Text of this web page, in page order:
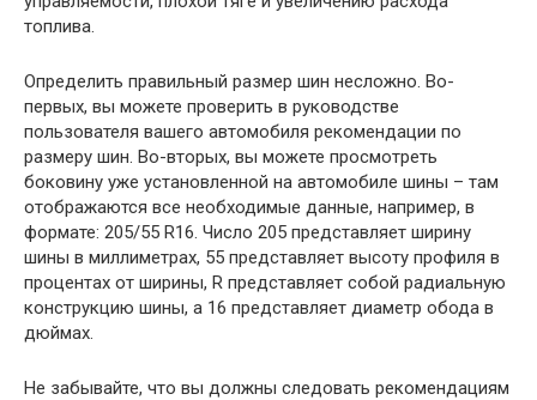
топлива.
Определить правильный размер шин несложно. Во-
первых, вы можете проверить в руководстве
пользователя вашего автомобиля рекомендации по
размеру шин. Во-вторых, вы можете просмотреть
боковину уже установленной на автомобиле шины – там
отображаются все необходимые данные, например, в
формате: 205/55 R16. Число 205 представляет ширину
шины в миллиметрах, 55 представляет высоту профиля в
процентах от ширины, R представляет собой радиальную
конструкцию шины, а 16 представляет диаметр обода в
дюймах.
Не забывайте, что вы должны следовать рекомендациям